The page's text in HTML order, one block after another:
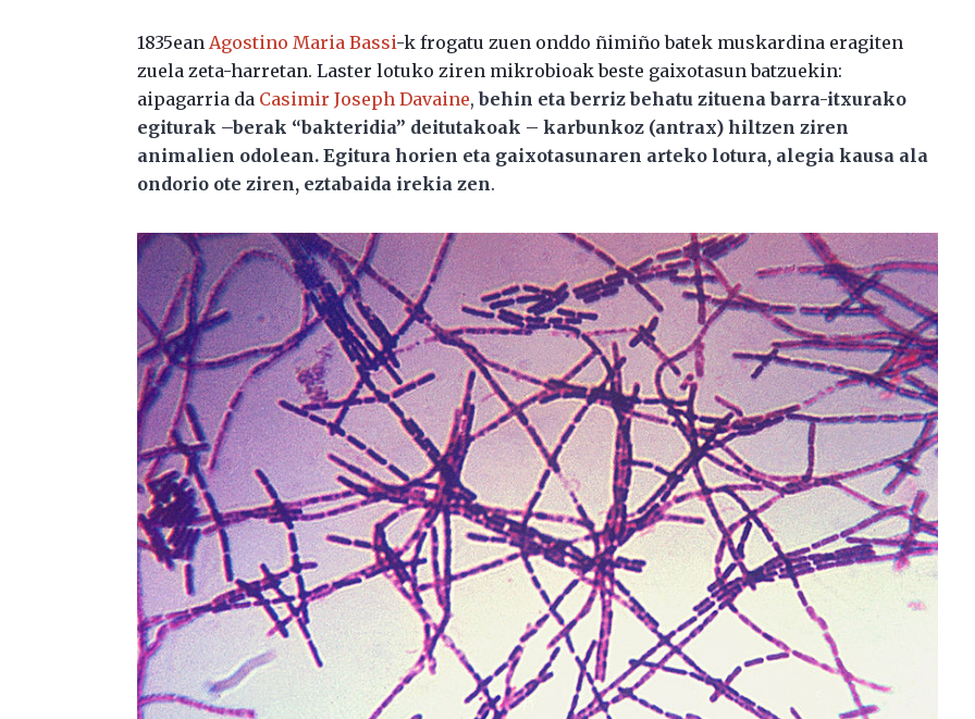
1835ean Agostino Maria Bassi-k frogatu zuen onddo ñimiño batek muskardina eragiten
zuela zeta-harretan. Laster lotuko ziren mikrobioak beste gaixotasun batzuekin:
aipagarria da Casimir Joseph Davaine,behin eta berriz behatu zituena barra-itxurako
egiturak –berak “bakteridia” deitutakoak – karbunkoz (antrax) hiltzen ziren
animalien odolean. Egitura horien eta gaixotasunaren arteko lotura, alegia kausa ala
ondorio ote ziren, eztabaida irekia zen.